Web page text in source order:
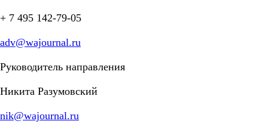
+ 7 495 142-79-05
adv@wajournal.ru
Руководитель направления
Никита Разумовский
nik@wajournal.ru